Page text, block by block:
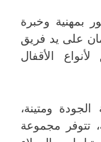
بمهنية وخبرة
على يد فريق
الأقفال
ومتينة،
تتوفر مجموعة